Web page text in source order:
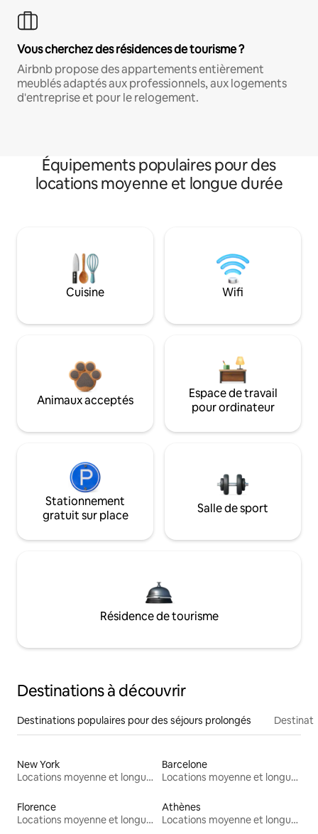
Vous cherchez des résidences de tourisme ?
Airbnb propose des appartements entièrement
meublés adaptés aux professionnels, aux logements
d'entreprise et pour le relogement.
Équipements populaires pour des
locations moyenne et longue durée
Cuisine Wifi
Animaux acceptés
Espace de travail
pour ordinateur
Stationnement
gratuit sur place
Salle de sport
Résidence de tourisme
Destinations à découvrir
Destinations populaires pour des séjours prolongés
New York
Locations moyenne et longue durée
Barcelone
Locations moyenne et longue durée
Florence
Locations moyenne et longue durée
Athènes
Locations moyenne et longue durée